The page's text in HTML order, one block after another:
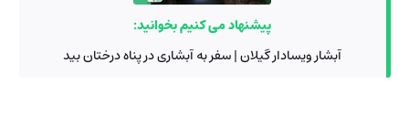
پیشنهاد می کنیم بخوانید:
آبشار ویسادار گیلان | سفر به آبشاری در پناه درختان بید